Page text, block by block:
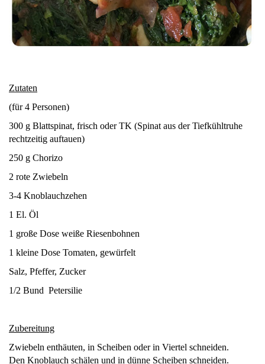
Zutaten
(für 4 Personen)
300 g Blattspinat, frisch oder TK (Spinat aus der Tiefkühltruhe
rechtzeitig auftauen)
250 g Chorizo
2 rote Zwiebeln
3-4 Knoblauchzehen
1 El. Öl
1 große Dose weiße Riesenbohnen
1 kleine Dose Tomaten, gewürfelt
Salz, Pfeffer, Zucker
1/2 Bund Petersilie
Zubereitung
Zwiebeln enthäuten, in Scheiben oder in Viertel schneiden.
Den Knoblauch schälen und in dünne Scheiben schneiden.